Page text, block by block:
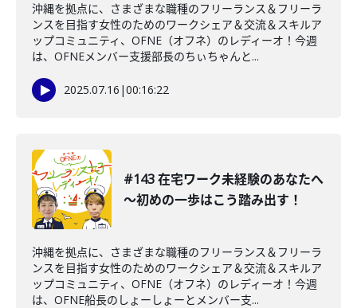
沖縄を拠点に、さまざまな職種のフリーランス＆フリーラ
ンスを目指す女性のためのワークシェア＆交流＆スキルア
ップコミュニティ、OFNE（オフネ）のレディーオ！今週
は、OFNEメンバー支援部長のちぃちゃんと...
2025.07.16 |00:16:22
#143 在宅ワーク未経験のあなたへ
〜初めの一歩はこう踏み出す！
沖縄を拠点に、さまざまな職種のフリーランス＆フリーラ
ンスを目指す女性のためのワークシェア＆交流＆スキルア
ップコミュニティ、OFNE（オフネ）のレディーオ！今週
は、OFNE船長のしょーしょーとメンバー支...